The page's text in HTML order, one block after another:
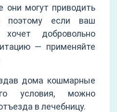
они могут приводить
поэтому если ваш
добровольно
— применяйте
дома кошмарные
условия, можно
в лечебницу.